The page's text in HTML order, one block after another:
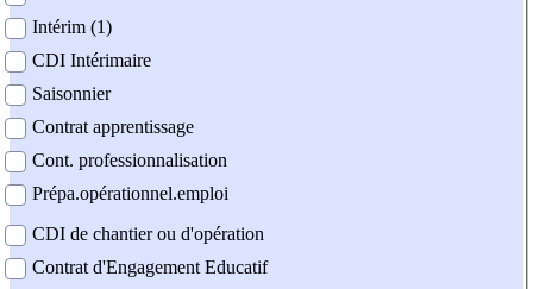
Intérim (1)
CDI Intérimaire
Saisonnier
Contrat apprentissage
Cont. professionnalisation
Prépa.opérationnel.emploi
CDI de chantier ou d'opération
Contrat d'Engagement Educatif